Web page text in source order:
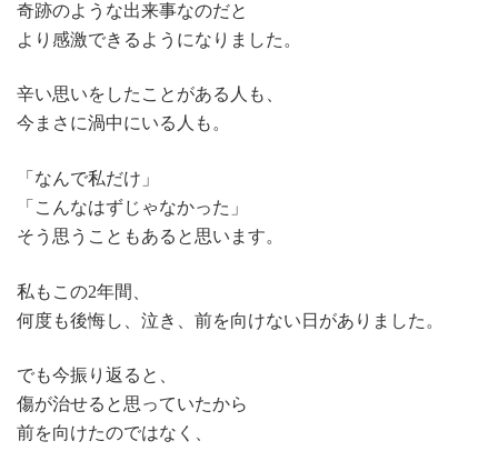
奇跡のような出来事なのだと
より感激できるようになりました。
辛い思いをしたことがある人も、
今まさに渦中にいる人も。
「なんで私だけ」
「こんなはずじゃなかった」
そう思うこともあると思います。
私もこの2年間、
何度も後悔し、泣き、前を向けない日がありました。
でも今振り返ると、
傷が治せると思っていたから
前を向けたのではなく、